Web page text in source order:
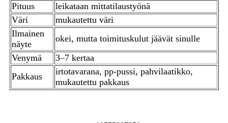
Pituus
leikataan mittatilaustyönä
Väri
mukautettu väri
Ilmainen
näyte
okei, mutta toimituskulut jäävät sinulle
Venymä
3–7 kertaa
Pakkaus
irtotavarana, pp-pussi, pahvilaatikko,
mukautettu pakkaus